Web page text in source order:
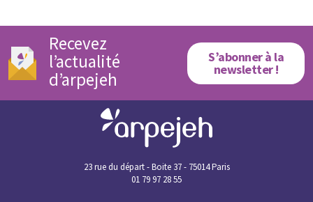
Recevez
l’actualité
d’arpejeh
S’abonner à la
newsletter !
23 rue du départ - Boite 37 - 75014 Paris
01 79 97 28 55